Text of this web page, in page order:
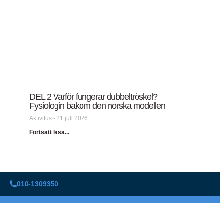
DEL 2 Varför fungerar dubbeltröskel?
Fysiologin bakom den norska modellen
Aktivitus 21 juli 2026
Fortsätt läsa...
010-1309350